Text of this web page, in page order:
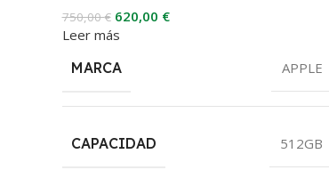
750,00€ 620,00 €
Leer más
MARCA
APPLE
CAPACIDAD 512GB